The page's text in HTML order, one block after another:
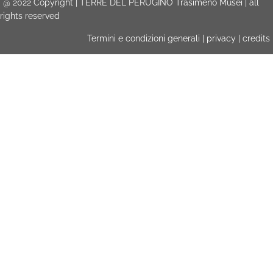
@ 2022 Copyright | TERRE DEL PERUGINO Trasimeno Musei | all
rights reserved
Termini e condizioni generali privacy credits